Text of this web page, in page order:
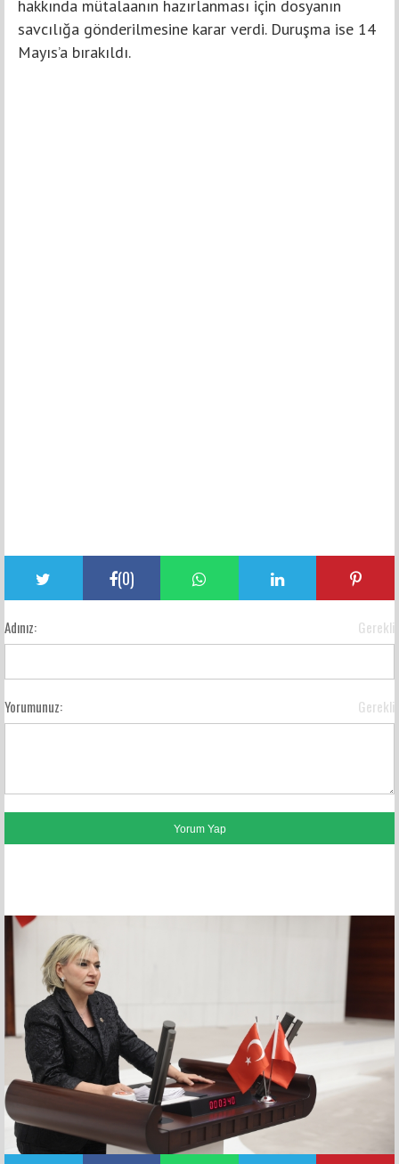
hakkında mütalaanın hazırlanması için dosyanın
savcılığa gönderilmesine karar verdi. Duruşma ise 14
Mayıs’a bırakıldı.
(0)
Adınız: Gerekli
Yorumunuz: Gerekli